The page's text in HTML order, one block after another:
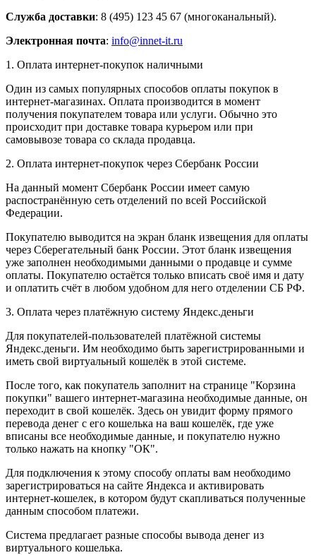
Служба доставки: 8 (495) 123 45 67 (многоканальный).
Электронная почта: info@innet-it.ru
1. Оплата интернет-покупок наличными
Один из самых популярных способов оплаты покупок в
интернет-магазинах. Оплата производится в момент
получения покупателем товара или услуги. Обычно это
происходит при доставке товара курьером или при
самовывозе товара со склада продавца.
2. Оплата интернет-покупок через Сбербанк России
На данный момент Сбербанк России имеет самую
распостранённую сеть отделений по всей Российской
Федерации.
Покупателю выводится на экран бланк извещения для оплаты
через Сберегательный банк России. Этот бланк извещения
уже заполнен необходимыми данными о продавце и сумме
оплаты. Покупателю остаётся только вписать своё имя и дату
и оплатить счёт в любом удобном для него отделении СБ РФ.
3. Оплата через платёжную систему Яндекс.деньги
Для покупателей-пользователей платёжной системы
Яндекс.деньги. Им необходимо быть зарегистрированными и
иметь свой виртуальный кошелёк в этой системе.
После того, как покупатель заполнит на странице "Корзина
покупки" вашего интернет-магазина необходимые данные, он
переходит в свой кошелёк. Здесь он увидит форму прямого
перевода денег с его кошелька на ваш кошелёк, где уже
вписаны все необходимые данные, и покупателю нужно
только нажать на кнопку "ОК".
Для подключения к этому способу оплаты вам необходимо
зарегистрироваться на сайте Яндекса и активировать
интернет-кошелек, в котором будут скапливаться полученные
данным способом платежи.
Система предлагает разные способы вывода денег из
виртуального кошелька.